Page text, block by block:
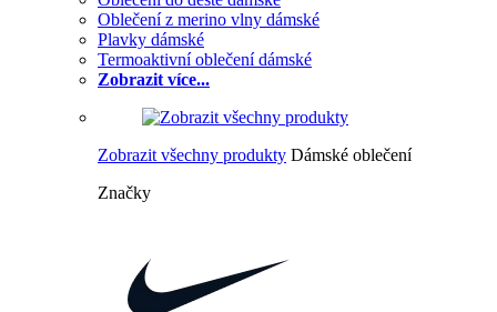
Oblečení z merino vlny dámské
Plavky dámské
Termoaktivní oblečení dámské
Zobrazit více...
Zobrazit všechny produkty Dámské oblečení
Značky